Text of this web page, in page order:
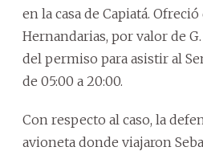
en la casa de Capiatá.
Hernandarias, por valor de G.
del permiso para asistir al
de 05:00 a 20:00.
Con respecto al caso, la
avioneta donde viajaron